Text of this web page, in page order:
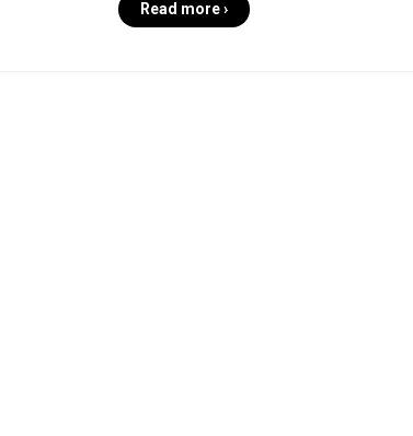
Read more ›